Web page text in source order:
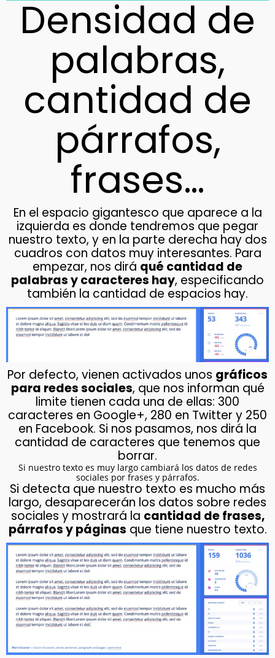
Densidad de
palabras,
cantidad de
párrafos,
frases…
En el espacio gigantesco que aparece a la
izquierda es donde tendremos que pegar
nuestro texto, y en la parte derecha hay dos
cuadros con datos muy interesantes. Para
empezar, nos dirá qué cantidad de
palabras y caracteres hay, especificando
también la cantidad de espacios hay.
Por defecto, vienen activados unos gráficos
para redes sociales, que nos informan qué
limite tienen cada una de ellas: 300
caracteres en Google+, 280 en Twitter y 250
en Facebook. Si nos pasamos, nos dirá la
cantidad de caracteres que tenemos que
borrar.
Si nuestro texto es muy largo cambiará los datos de redes
sociales por frases y párrafos.
Si detecta que nuestro texto es mucho más
largo, desaparecerán los datos sobre redes
sociales y mostrará la cantidad de frases,
párrafos y páginas que tiene nuestro texto.